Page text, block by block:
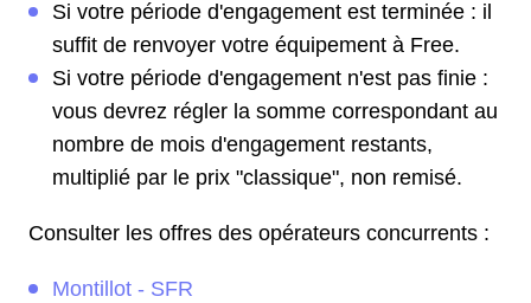
Si votre période d'engagement est terminée : il
suffit de renvoyer votre équipement à Free.
Si votre période d'engagement n'est pas finie :
vous devrez régler la somme correspondant au
nombre de mois d'engagement restants,
multiplié par le prix "classique", non remisé.
Consulter les offres des opérateurs concurrents :
Montillot - SFR